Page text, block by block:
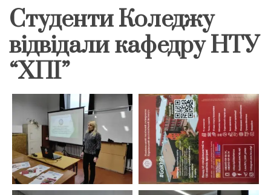
Студенти Коледжу
відвідали кафедру НТУ
“ХПІ”